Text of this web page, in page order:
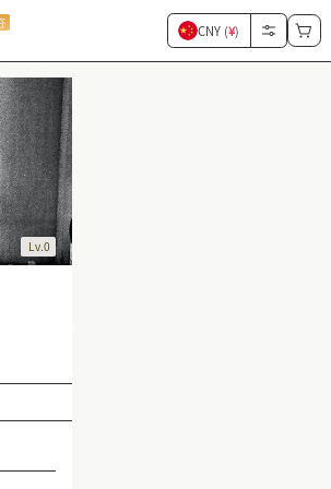
CNY (¥)
Lv.0